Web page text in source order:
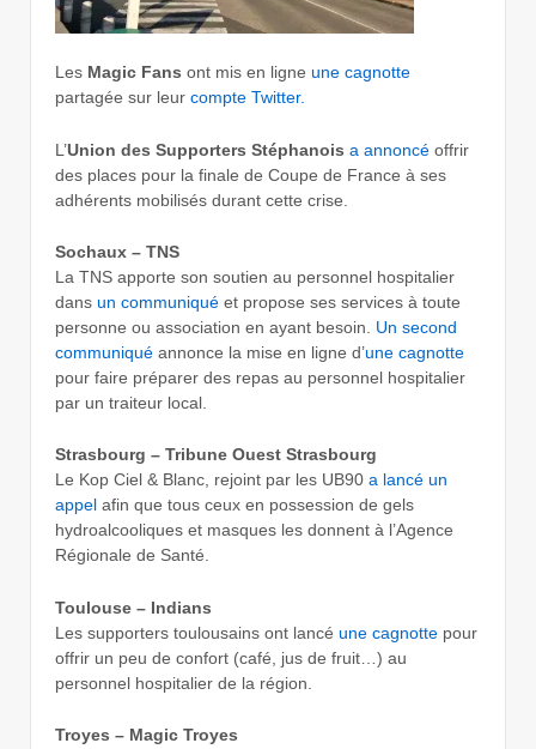
Les Magic Fans ont mis en ligne une cagnotte
partagée sur leur compte Twitter.
L’Union des Supporters Stéphanois a annoncé offrir
des places pour la finale de Coupe de France à ses
adhérents mobilisés durant cette crise.
Sochaux – TNS
La TNS apporte son soutien au personnel hospitalier
dans un communiqué et propose ses services à toute
personne ou association en ayant besoin. Un second
communiqué annonce la mise en ligne d’une cagnotte
pour faire préparer des repas au personnel hospitalier
par un traiteur local.
Strasbourg – Tribune Ouest Strasbourg
Le Kop Ciel & Blanc, rejoint par les UB90 a lancé un
appel afin que tous ceux en possession de gels
hydroalcooliques et masques les donnent à l’Agence
Régionale de Santé.
Toulouse – Indians
Les supporters toulousains ont lancé une cagnotte pour
offrir un peu de confort (café, jus de fruit…) au
personnel hospitalier de la région.
Troyes – Magic Troyes